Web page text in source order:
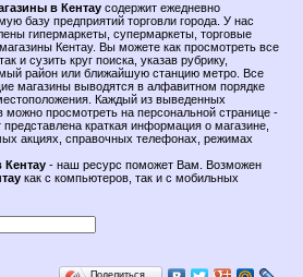
в Кентау содержит ежедневно
базу предприятий торговли города. У нас
гипермаркеты, супермаркеты, торговые
Кентау. Вы можете как просмотреть все
и сузить круг поиска, указав рубрику,
район или ближайшую станцию метро. Все
магазины выводятся в алфавитном порядке
Каждый из выведенных
можно просмотреть на персональной странице -
представлена краткая информация о магазине,
акциях, справочных телефонах, режимах
Кентау - наш ресурс поможет Вам. Возможен
как с компьютеров, так и с мобильных
Поделиться…